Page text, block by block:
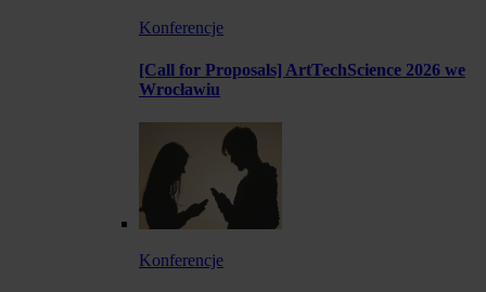
Konferencje
[Call for Proposals] ArtTechScience 2026 we
Wrocławiu
Konferencje